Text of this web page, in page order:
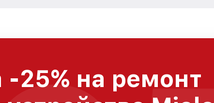
-25% на ремонт